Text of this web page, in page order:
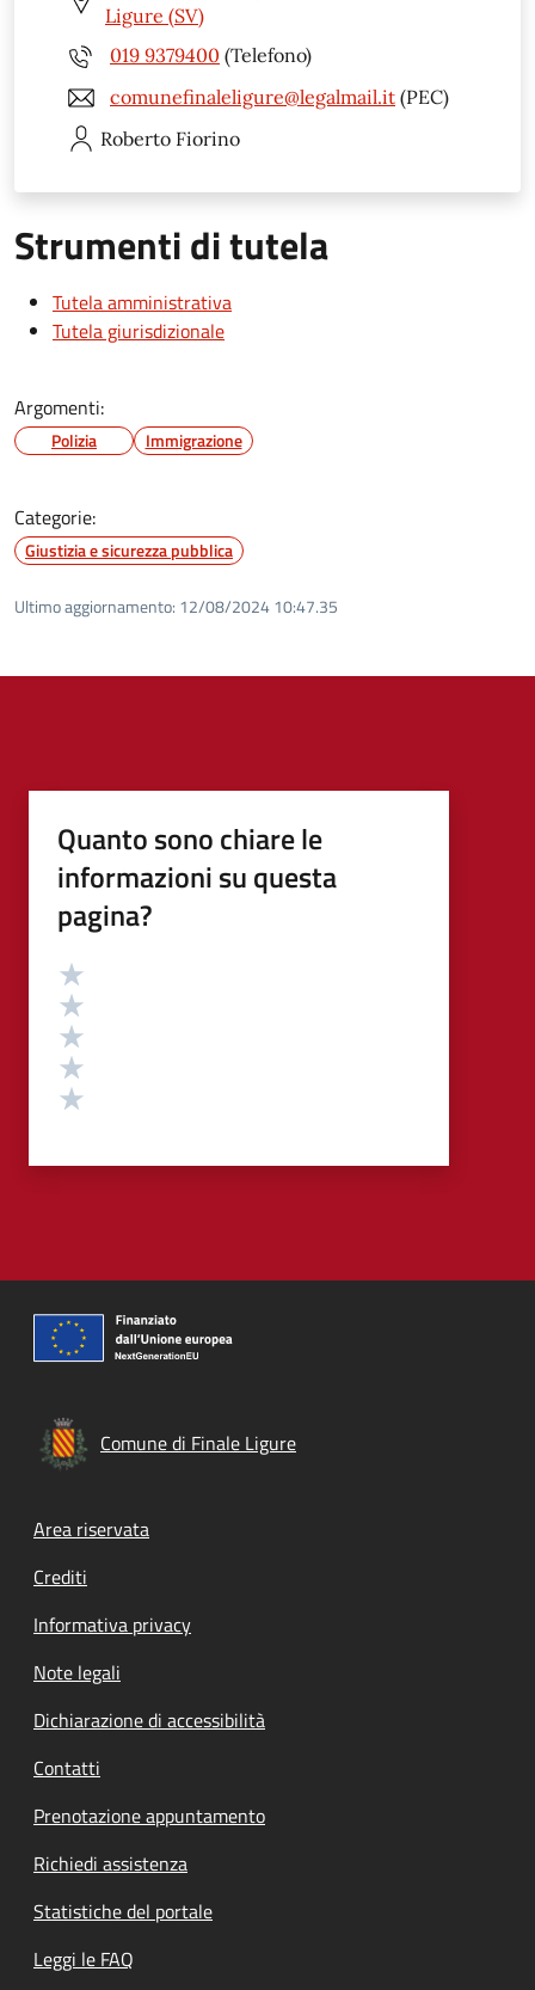
Ligure (SV)
019 9379400 (Telefono)
comunefinaleligure@legalmail.it (PEC)
Roberto Fiorino
Strumenti di tutela
Tutela amministrativa
Tutela giurisdizionale
Argomenti:
Polizia Immigrazione
Categorie:
Giustizia e sicurezza pubblica
Ultimo aggiornamento: 12/08/2024 10:47.35
Quanto sono chiare le
informazioni su questa
pagina?
Valutazione
Comune di Finale Ligure
Footer menu
Area riservata
Crediti
Informativa privacy
Note legali
Dichiarazione di accessibilità
Contatti
Prenotazione appuntamento
Richiedi assistenza
Statistiche del portale
Leggi le FAQ